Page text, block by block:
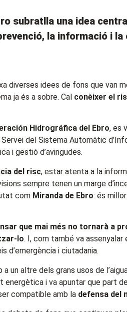
subratlla una idea
la informació i
diverses idees de fons que van
ja és a sobre. Cal conèixer el
Hidrográfica del Ebro, es
del Sistema Automàtic
i gestió d’avingudes.
del risc, estar atenta a la
sempre tenen un marge
com Miranda de Ebro: és
que mai més no tornarà a
lo. I, com també va
d’emergència i ciutadania.
un altre dels grans usos de
i va apuntar que part
compatible amb la defensa del